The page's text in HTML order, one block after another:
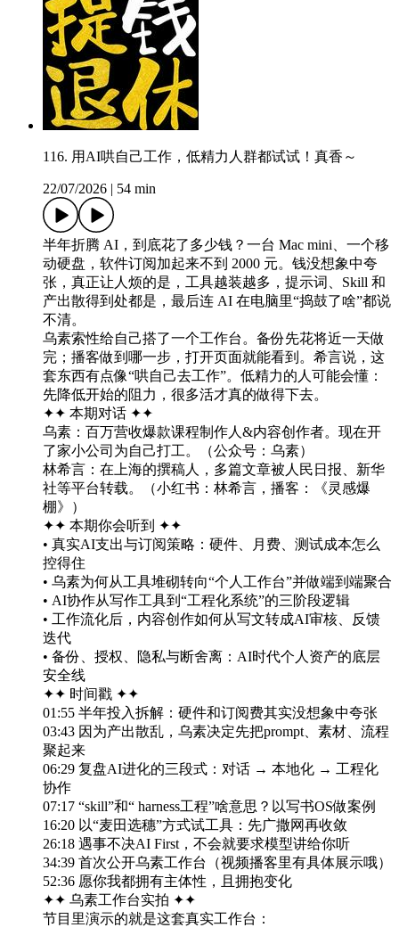
116. 用AI哄自己工作，低精力人群都试试！真香～
22/07/2026 54 min
半年折腾 AI，到底花了多少钱？一台 Mac mini、一个移
动硬盘，软件订阅加起来不到 2000 元。钱没想象中夸
张，真正让人烦的是，工具越装越多，提示词、Skill 和
产出散得到处都是，最后连 AI 在电脑里“捣鼓了啥”都说
不清。
乌素索性给自己搭了一个工作台。备份先花将近一天做
完；播客做到哪一步，打开页面就能看到。希言说，这
套东西有点像“哄自己去工作”。低精力的人可能会懂：
先降低开始的阻力，很多活才真的做得下去。
✦✦ 本期对话 ✦✦
乌素：百万营收爆款课程制作人&内容创作者。现在开
了家小公司为自己打工。（公众号：乌素）
林希言：在上海的撰稿人，多篇文章被人民日报、新华
社等平台转载。（小红书：林希言，播客：《灵感爆
棚》）
✦✦ 本期你会听到 ✦✦
• 真实AI支出与订阅策略：硬件、月费、测试成本怎么
控得住
• 乌素为何从工具堆砌转向“个人工作台”并做端到端聚合
• AI协作从写作工具到“工程化系统”的三阶段逻辑
• 工作流化后，内容创作如何从写文转成AI审核、反馈
迭代
• 备份、授权、隐私与断舍离：AI时代个人资产的底层
安全线
✦✦ 时间戳 ✦✦
01:55 半年投入拆解：硬件和订阅费其实没想象中夸张
03:43 因为产出散乱，乌素决定先把prompt、素材、流程
聚起来
06:29 复盘AI进化的三段式：对话 → 本地化 → 工程化
协作
07:17 “skill”和“ harness工程”啥意思？以写书OS做案例
16:20 以“麦田选穗”方式试工具：先广撒网再收敛
26:18 遇事不决AI First，不会就要求模型讲给你听
34:39 首次公开乌素工作台（视频播客里有具体展示哦）
52:36 愿你我都拥有主体性，且拥抱变化
✦✦ 乌素工作台实拍 ✦✦
节目里演示的就是这套真实工作台：